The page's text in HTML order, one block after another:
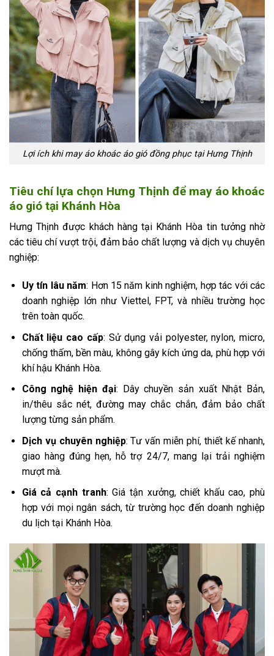
Lợi ích khi may áo khoác áo gió đồng phục tại Hưng Thịnh
Tiêu chí lựa chọn Hưng Thịnh để may áo khoác
áo gió tại Khánh Hòa
Hưng Thịnh được khách hàng tại Khánh Hòa tin tưởng nhờ
các tiêu chí vượt trội, đảm bảo chất lượng và dịch vụ chuyên
nghiệp:
Uy tín lâu năm: Hơn 15 năm kinh nghiệm, hợp tác với các
doanh nghiệp lớn như Viettel, FPT, và nhiều trường học
trên toàn quốc.
Chất liệu cao cấp: Sử dụng vải polyester, nylon, micro,
chống thấm, bền màu, không gây kích ứng da, phù hợp với
khí hậu Khánh Hòa.
Công nghệ hiện đại: Dây chuyền sản xuất Nhật Bản,
in/thêu sắc nét, đường may chắc chắn, đảm bảo chất
lượng từng sản phẩm.
Dịch vụ chuyên nghiệp: Tư vấn miễn phí, thiết kế nhanh,
giao hàng đúng hẹn, hỗ trợ 24/7, mang lại trải nghiệm
mượt mà.
Giá cả cạnh tranh: Giá tận xưởng, chiết khấu cao, phù
hợp với mọi ngân sách, từ trường học đến doanh nghiệp
du lịch tại Khánh Hòa.